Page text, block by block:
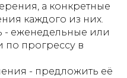
а конкретные
каждого из них.
- еженедельные или
по прогрессу в
- предложить её